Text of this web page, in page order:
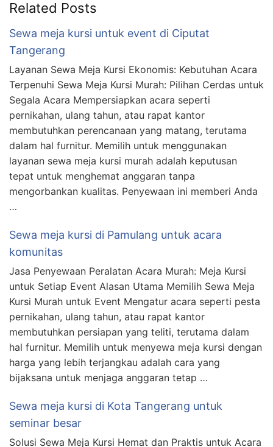
Related Posts
Sewa meja kursi untuk event di Ciputat
Tangerang
Layanan Sewa Meja Kursi Ekonomis: Kebutuhan Acara
Terpenuhi Sewa Meja Kursi Murah: Pilihan Cerdas untuk
Segala Acara Mempersiapkan acara seperti
pernikahan, ulang tahun, atau rapat kantor
membutuhkan perencanaan yang matang, terutama
dalam hal furnitur. Memilih untuk menggunakan
layanan sewa meja kursi murah adalah keputusan
tepat untuk menghemat anggaran tanpa
mengorbankan kualitas. Penyewaan ini memberi Anda
…
Sewa meja kursi di Pamulang untuk acara
komunitas
Jasa Penyewaan Peralatan Acara Murah: Meja Kursi
untuk Setiap Event Alasan Utama Memilih Sewa Meja
Kursi Murah untuk Event Mengatur acara seperti pesta
pernikahan, ulang tahun, atau rapat kantor
membutuhkan persiapan yang teliti, terutama dalam
hal furnitur. Memilih untuk menyewa meja kursi dengan
harga yang lebih terjangkau adalah cara yang
bijaksana untuk menjaga anggaran tetap …
Sewa meja kursi di Kota Tangerang untuk
seminar besar
Solusi Sewa Meja Kursi Hemat dan Praktis untuk Acara